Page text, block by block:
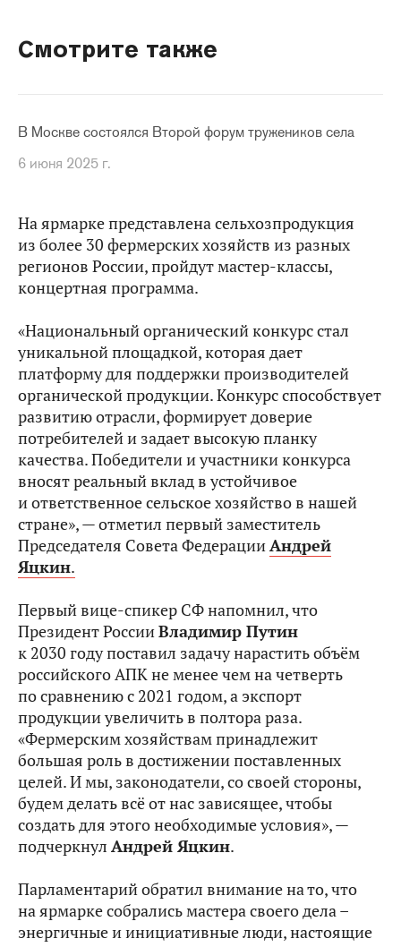
Смотрите также
В Москве состоялся Второй форум тружеников села
6 июня 2025 г.
На ярмарке представлена сельхозпродукция
из более 30 фермерских хозяйств из разных
регионов России, пройдут мастер-классы,
концертная программа.
«Национальный органический конкурс стал
уникальной площадкой, которая дает
платформу для поддержки производителей
органической продукции. Конкурс способствует
развитию отрасли, формирует доверие
потребителей и задает высокую планку
качества. Победители и участники конкурса
вносят реальный вклад в устойчивое
и ответственное сельское хозяйство в нашей
стране», — отметил первый заместитель
Председателя Совета ФедерацииАндрей
Яцкин.
Первый вице-спикер СФ напомнил, что
Президент РоссииВладимир Путин
к 2030 году поставил задачу нарастить объём
российского АПК не менее чем на четверть
по сравнению с 2021 годом, а экспорт
продукции увеличить в полтора раза.
«Фермерским хозяйствам принадлежит
большая роль в достижении поставленных
целей. И мы, законодатели, со своей стороны,
будем делать всё от нас зависящее, чтобы
создать для этого необходимые условия», —
подчеркнул Андрей Яцкин.
Парламентарий обратил внимание на то, что
на ярмарке собрались мастера своего дела –
энергичные и инициативные люди, настоящие